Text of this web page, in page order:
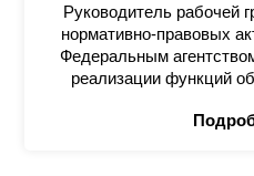
Руководитель рабочей
нормативно-правовых
Федеральным
реализации функций